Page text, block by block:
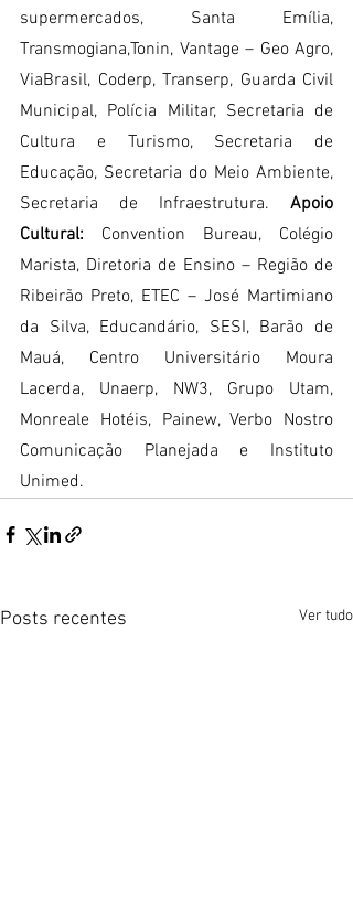
supermercados, Santa Emília,
Transmogiana,Tonin, Vantage – Geo Agro,
ViaBrasil, Coderp, Transerp, Guarda Civil
Municipal, Polícia Militar, Secretaria de
Cultura e Turismo, Secretaria de
Educação, Secretaria do Meio Ambiente,
Secretaria de Infraestrutura. Apoio
Cultural: Convention Bureau, Colégio
Marista, Diretoria de Ensino – Região de
Ribeirão Preto, ETEC – José Martimiano
da Silva, Educandário, SESI, Barão de
Mauá, Centro Universitário Moura
Lacerda, Unaerp, NW3, Grupo Utam,
Monreale Hotéis, Painew, Verbo Nostro
Comunicação Planejada e Instituto
Unimed.
Posts recentes Ver tudo